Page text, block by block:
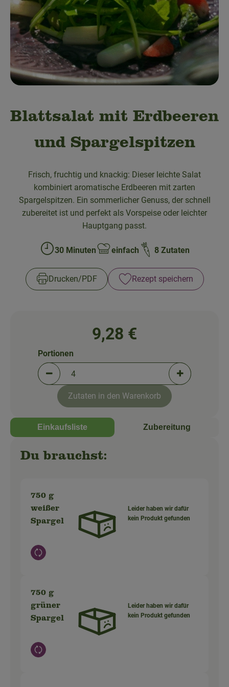
Obst & Gemüse
Bäckerei
Kühltheke
Speisekammer
Drogerie & Haushalt
💚 bioLiese für alle!
🍎 Bio-Jobkiste
Über uns
Blog
Blattsalat mit Erdbeeren
und Spargelspitzen
Frisch, fruchtig und knackig: Dieser leichte Salat
kombiniert aromatische Erdbeeren mit zarten
Spargelspitzen. Ein sommerlicher Genuss, der schnell
zubereitet ist und perfekt als Vorspeise oder leichter
Hauptgang passt.
Zubreitungszeit:
30 Minuten
Schwierigkeit:
einfach 8 Zutaten
Drucken​/​PDF Rezept speichern
9,28 €
Portionen verringern (aktuell 4 Portionen
Portionen
Portionen
Zutaten in den Warenkorb
Einkaufsliste Zubereitung
Du brauchst:
750 g
weißer
Spargel
Auswahl ändern
Leider haben wir dafür
kein Produkt gefunden
750 g
grüner
Spargel
Auswahl ändern
Leider haben wir dafür
kein Produkt gefunden